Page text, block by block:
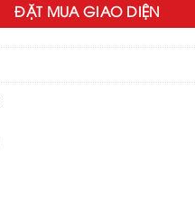
ĐẶT MUA GIAO DIỆN